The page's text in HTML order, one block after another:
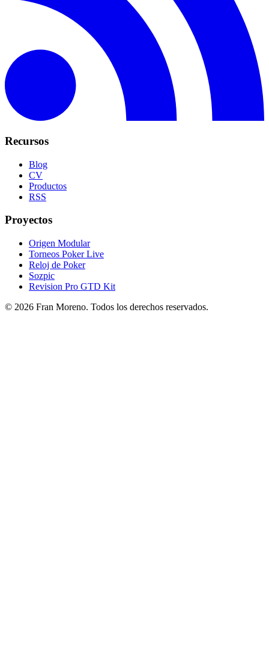
Recursos
Blog
CV
Productos
RSS
Proyectos
Origen Modular
Torneos Poker Live
Reloj de Poker
Sozpic
Revision Pro GTD Kit
© 2026 Fran Moreno. Todos los derechos reservados.